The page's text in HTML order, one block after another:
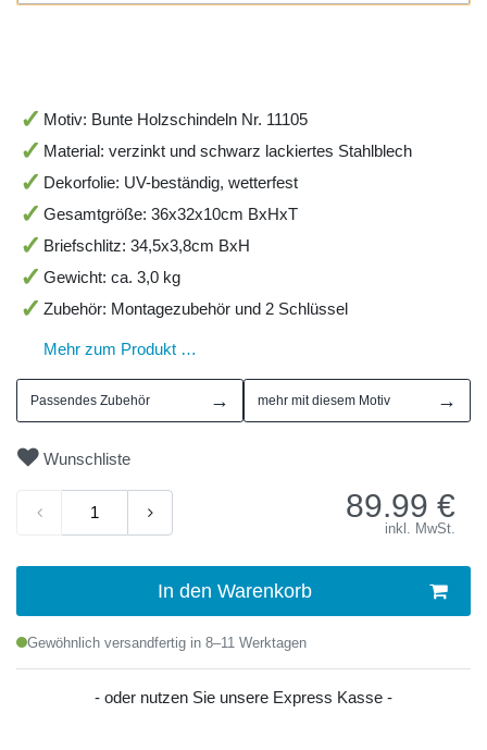
Motiv: Bunte Holzschindeln Nr. 11105
Material: verzinkt und schwarz lackiertes Stahlblech
Dekorfolie: UV-beständig, wetterfest
Gesamtgröße: 36x32x10cm BxHxT
Briefschlitz: 34,5x3,8cm BxH
Gewicht: ca. 3,0 kg
Zubehör: Montagezubehör und 2 Schlüssel
Mehr zum Produkt …
Passendes Zubehör → mehr mit diesem Motiv →
Wunschliste
89.99 €
inkl. MwSt.
In den Warenkorb
Gewöhnlich versandfertig in 8–11 Werktagen
- oder nutzen Sie unsere Express Kasse -